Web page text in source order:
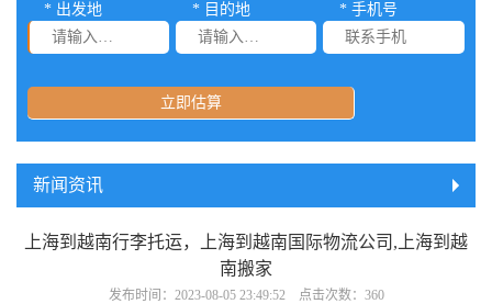
* 出发地 * 目的地 * 手机号
立即估算
新闻资讯
上海到越南行李托运，上海到越南国际物流公司,上海到越
南搬家
发布时间：2023-08-05 23:49:52 点击次数：360